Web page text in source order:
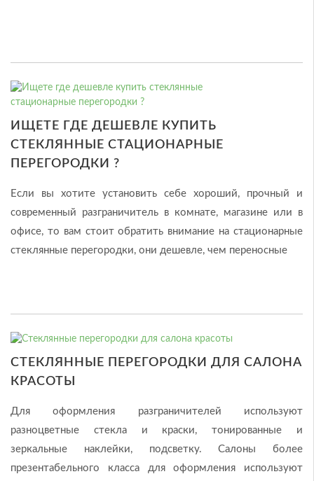
ИЩЕТЕ ГДЕ ДЕШЕВЛЕ КУПИТЬ
СТЕКЛЯННЫЕ СТАЦИОНАРНЫЕ
ПЕРЕГОРОДКИ ?
Если вы хотите установить себе хороший, прочный и
современный разграничитель в комнате, магазине или в
офисе, то вам стоит обратить внимание на стационарные
стеклянные перегородки, они дешевле, чем переносные
СТЕКЛЯННЫЕ ПЕРЕГОРОДКИ ДЛЯ САЛОНА
КРАСОТЫ
Для оформления разграничителей используют
разноцветные стекла и краски, тонированные и
зеркальные наклейки, подсветку. Салоны более
презентабельного класса для оформления используют